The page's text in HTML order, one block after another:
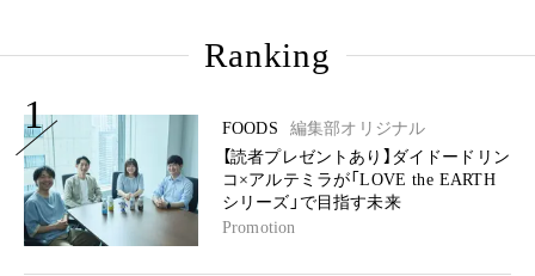
Ranking
1 FOODS
編集部オリジナル
【読者プレゼントあり】ダイドードリン
コ×アルテミラが「LOVE the EARTH
シリーズ」で目指す未来
Promotion